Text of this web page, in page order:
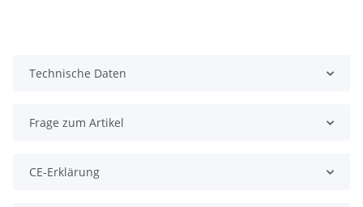
Technische Daten
Frage zum Artikel
CE-Erklärung